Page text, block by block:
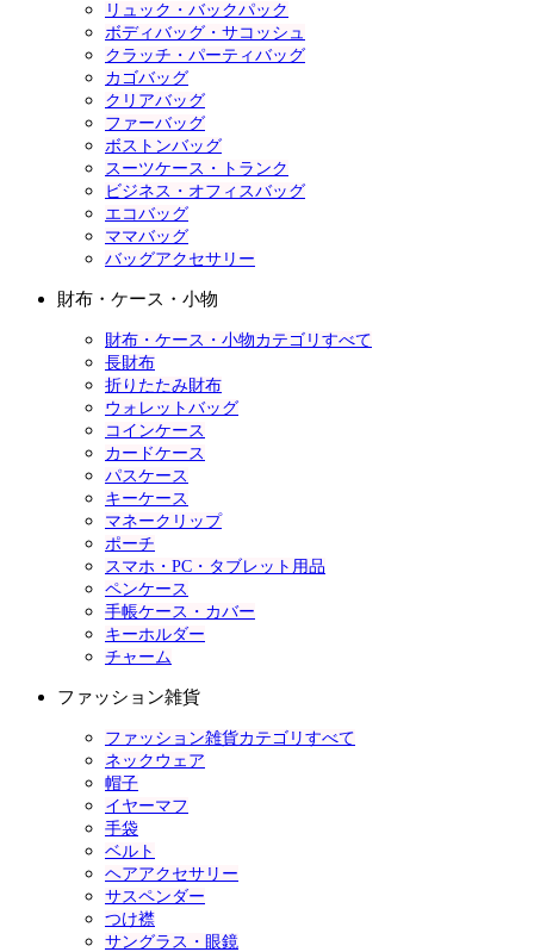
リュック・バックパック
ボディバッグ・サコッシュ
クラッチ・パーティバッグ
カゴバッグ
クリアバッグ
ファーバッグ
ボストンバッグ
スーツケース・トランク
ビジネス・オフィスバッグ
エコバッグ
ママバッグ
バッグアクセサリー
財布・ケース・小物
財布・ケース・小物カテゴリすべて
長財布
折りたたみ財布
ウォレットバッグ
コインケース
カードケース
パスケース
キーケース
マネークリップ
ポーチ
スマホ・PC・タブレット用品
ペンケース
手帳ケース・カバー
キーホルダー
チャーム
ファッション雑貨
ファッション雑貨カテゴリすべて
ネックウェア
帽子
イヤーマフ
手袋
ベルト
ヘアアクセサリー
サスペンダー
つけ襟
サングラス・眼鏡